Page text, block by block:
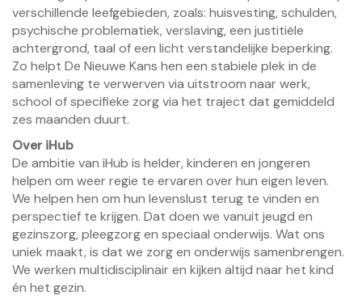
verschillende leefgebieden, zoals: huisvesting, schulden,
psychische problematiek, verslaving, een justitiële
achtergrond, taal of een licht verstandelijke beperking.
Zo helpt De Nieuwe Kans hen een stabiele plek in de
samenleving te verwerven via uitstroom naar werk,
school of specifieke zorg via het traject dat gemiddeld
zes maanden duurt.
Over iHub
De ambitie van iHub is helder, kinderen en jongeren
helpen om weer regie te ervaren over hun eigen leven.
We helpen hen om hun levenslust terug te vinden en
perspectief te krijgen. Dat doen we vanuit jeugd en
gezinszorg, pleegzorg en speciaal onderwijs. Wat ons
uniek maakt, is dat we zorg en onderwijs samenbrengen.
We werken multidisciplinair en kijken altijd naar het kind
én het gezin.